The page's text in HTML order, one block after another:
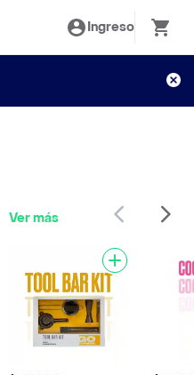
Ingreso
Ver más